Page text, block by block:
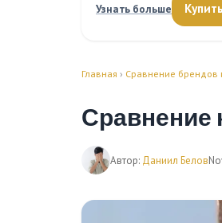
Узнать больше
Купить
Главная › Сравнение брендов
Сравнение
Автор: Даниил Белов